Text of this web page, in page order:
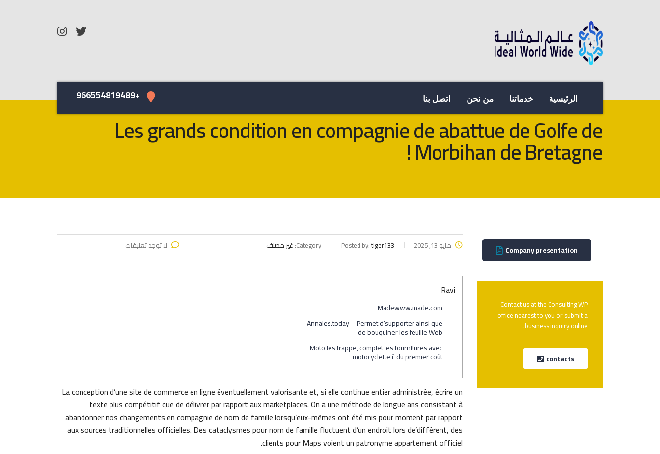
الرئيسية خدماتنا من نحن اتصل بنا +966554819489
Les grands condition en compagnie de abattue de Golfe de
Morbihan de Bretagne !
مايو 13, 2025 Posted by:tiger133
Category: غير مصنف لا توجد تعليقات
Ravi
Madewww.made.com
Annales.today – Permet d’supporter ainsi que
de bouquiner les feuille Web
Moto les frappe, complet les fournitures avec
motocyclette í du premier coût
La conception d’une site de commerce en ligne éventuellement valorisante et, si elle continue entier administrée, écrire un
texte plus compétitif que de délivrer par rapport aux marketplaces. On a une méthode de longue ans consistant à
abandonner nos changements en compagnie de nom de famille lorsqu’eux-mêmes ont été mis pour moment par rapport
aux sources traditionnelles officielles. Des cataclysmes pour nom de famille fluctuent d’un endroit lors de’différent, des
clients pour Maps voient un patronyme appartement officiel.
Company presentation
Contact us at the Consulting WP
office nearest to you or submit a
business inquiry online.
contacts